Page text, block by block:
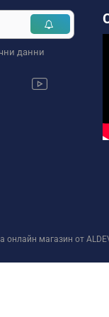
данни
онлайн магазин от